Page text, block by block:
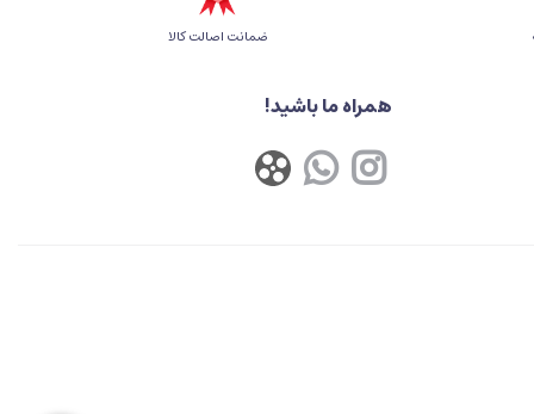
ضمانت اصالت کالا
همراه ما باشید!